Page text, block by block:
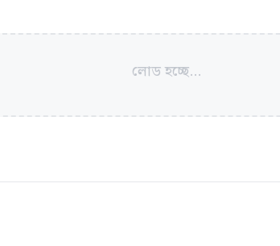
লোড হচ্ছে...